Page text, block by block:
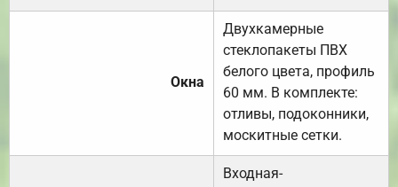
Окна
Двухкамерные
стеклопакеты ПВХ
белого цвета, профиль
60 мм. В комплекте:
отливы, подоконники,
москитные сетки.
Входная-